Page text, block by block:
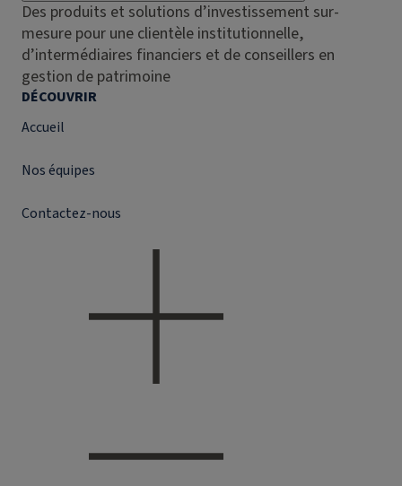
Des produits et solutions d’investissement sur-
mesure pour une clientèle institutionnelle,
d’intermédiaires financiers et de conseillers en
gestion de patrimoine
DÉCOUVRIR
Accueil
Nos équipes
Contactez-nous